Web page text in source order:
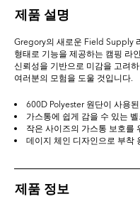
제품 설명
Gregory의 새로운 Field Supply
형태로 기능을 제공하는 캠핑 라
신뢰성을 기반으로 미감을 고려
여러분의 모험을 도울 것입니다.
600D Polyester 원단이 사용
가스통에 쉽게 감을 수 있는
작은 사이즈의 가스통 보호를
데이지 체인 디자인으로 부착
제품 정보